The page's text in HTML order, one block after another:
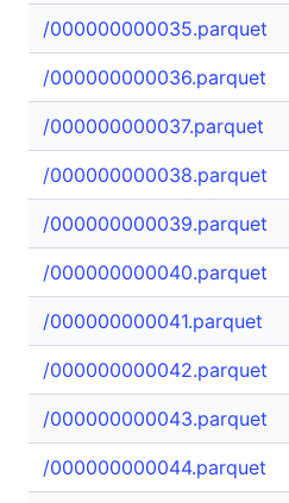
/000000000035.parquet
/000000000036.parquet
/000000000037.parquet
/000000000038.parquet
/000000000039.parquet
/000000000040.parquet
/000000000041.parquet
/000000000042.parquet
/000000000043.parquet
/000000000044.parquet